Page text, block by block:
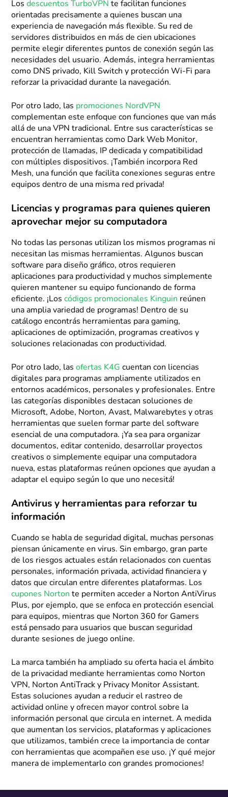
Losdescuentos TurboVPN te facilitan funciones
orientadas precisamente a quienes buscan una
experiencia de navegación más flexible. Su red de
servidores distribuidos en más de cien ubicaciones
permite elegir diferentes puntos de conexión según las
necesidades del usuario. Además, integra herramientas
como DNS privado, Kill Switch y protección Wi-Fi para
reforzar la privacidad durante la navegación.
Por otro lado, las promociones NordVPN
complementan este enfoque con funciones que van más
allá de una VPN tradicional. Entre sus características se
encuentran herramientas como Dark Web Monitor,
protección de llamadas, IP dedicada y compatibilidad
con múltiples dispositivos. ¡También incorpora Red
Mesh, una función que facilita conexiones seguras entre
equipos dentro de una misma red privada!
Licencias y programas para quienes quieren
aprovechar mejor su computadora
No todas las personas utilizan los mismos programas ni
necesitan las mismas herramientas. Algunos buscan
software para diseño gráfico, otros requieren
aplicaciones para productividad y muchos simplemente
quieren mantener su equipo funcionando de forma
eficiente. ¡Loscódigos promocionales Kinguin reúnen
una amplia variedad de programas! Dentro de su
catálogo encontrás herramientas para gaming,
aplicaciones de optimización, programas creativos y
soluciones relacionadas con productividad.
Por otro lado, lasofertas K4G cuentan con licencias
digitales para programas ampliamente utilizados en
entornos académicos, personales y profesionales. Entre
las categorías disponibles destacan soluciones de
Microsoft, Adobe, Norton, Avast, Malwarebytes y otras
herramientas que suelen formar parte del software
esencial de una computadora. ¡Ya sea para organizar
documentos, editar contenido, desarrollar proyectos
creativos o simplemente equipar una computadora
nueva, estas plataformas reúnen opciones que ayudan a
adaptar el equipo según lo que uno necesitá!
Antivirus y herramientas para reforzar tu
información
Cuando se habla de seguridad digital, muchas personas
piensan únicamente en virus. Sin embargo, gran parte
de los riesgos actuales están relacionados con cuentas
personales, información privada, actividad financiera y
datos que circulan entre diferentes plataformas. Los
cupones Norton te permiten acceder a Norton AntiVirus
Plus, por ejemplo, que se enfoca en protección esencial
para equipos, mientras que Norton 360 for Gamers
está pensado para usuarios que buscan seguridad
durante sesiones de juego online.
La marca también ha ampliado su oferta hacia el ámbito
de la privacidad mediante herramientas como Norton
VPN, Norton AntiTrack y Privacy Monitor Assistant.
Estas soluciones ayudan a reducir el rastreo de
actividad online y ofrecen mayor control sobre la
información personal que circula en internet. A medida
que aumentan los servicios, plataformas y aplicaciones
que utilizamos, también crece la importancia de contar
con herramientas que acompañen ese uso. ¡Y qué mejor
manera de implementarlo con grandes promociones!